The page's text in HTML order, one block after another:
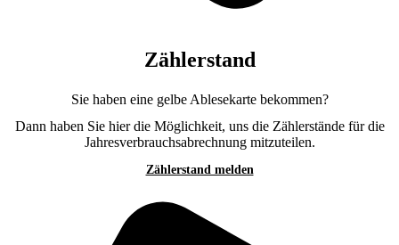
Zählerstand
Sie haben eine gelbe Ablesekarte bekommen?
Dann haben Sie hier die Möglichkeit, uns die Zählerstände für die
Jahresverbrauchsabrechnung mitzuteilen.
Zählerstand melden